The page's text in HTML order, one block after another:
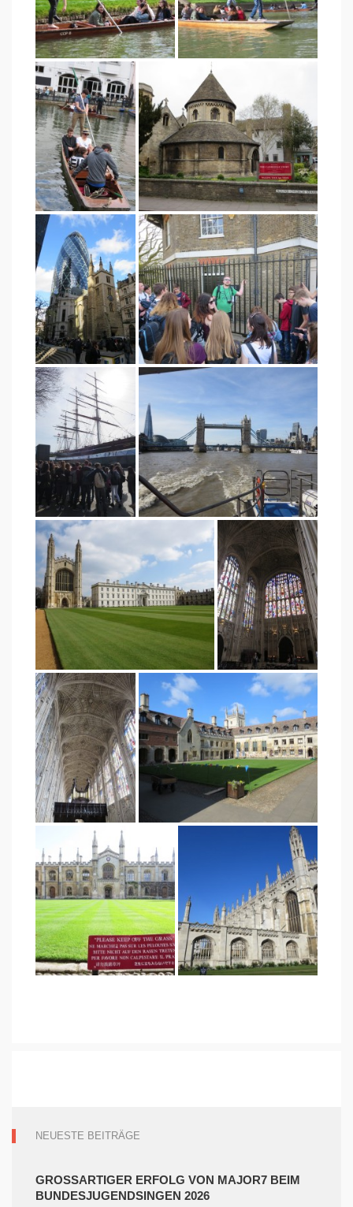
NEUESTE BEITRÄGE
GROSSARTIGER ERFOLG VON MAJOR7 BEIM B
UNDESJUGENDSINGEN 2026